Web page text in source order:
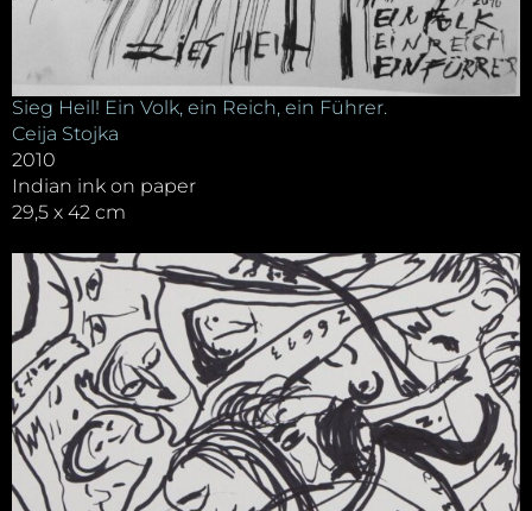
Sieg Heil! Ein Volk, ein Reich, ein Führer.
Ceija Stojka
2010
Indian ink on paper
29,5 x 42 cm